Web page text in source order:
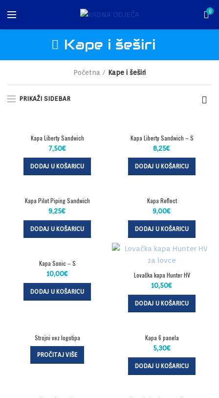
0
Kape i šeširi
Početna Kape i šeširi
PRIKAŽI SIDEBAR
Kapa Liberty Sandwich
7,50€
DODAJ U KOŠARICU
Kapa Liberty Sandwich – S
8,25€
DODAJ U KOŠARICU
Kapa Pilot Piping Sandwich
9,25€
DODAJ U KOŠARICU
Kapa Reflect
9,00€
DODAJ U KOŠARICU
Kapa Sonic – S
10,00€
DODAJ U KOŠARICU
Lovačka kapa Hunter HV
10,50€
DODAJ U KOŠARICU
Strojni vez logotipa
PROČITAJ VIŠE
Kapa 6 panela
5,30€
DODAJ U KOŠARICU